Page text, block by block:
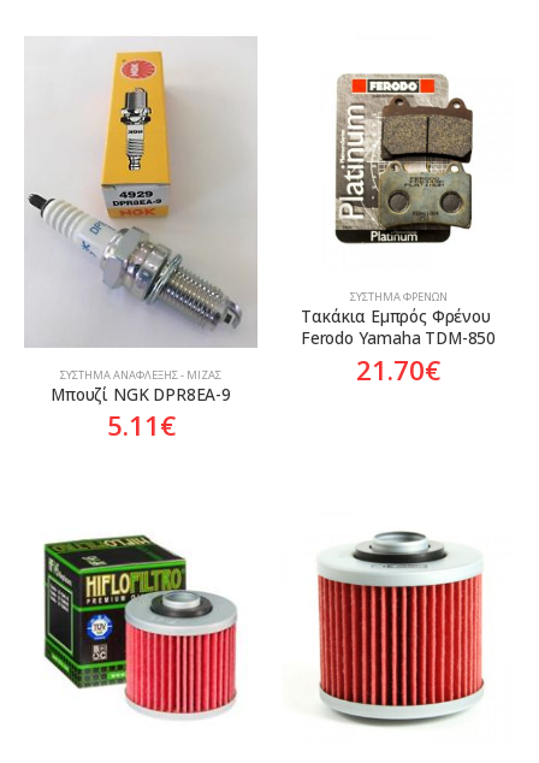
ΣΎΣΤΗΜΑ ΑΝΆΦΛΕΞΗΣ - ΜΊΖΑΣ
Μπουζί NGK DPR8EA-9
5.11€
ΣΎΣΤΗΜΑ ΦΡΈΝΩΝ
Τακάκια Εμπρός Φρένου
Ferodo Yamaha TDM-850
21.70€